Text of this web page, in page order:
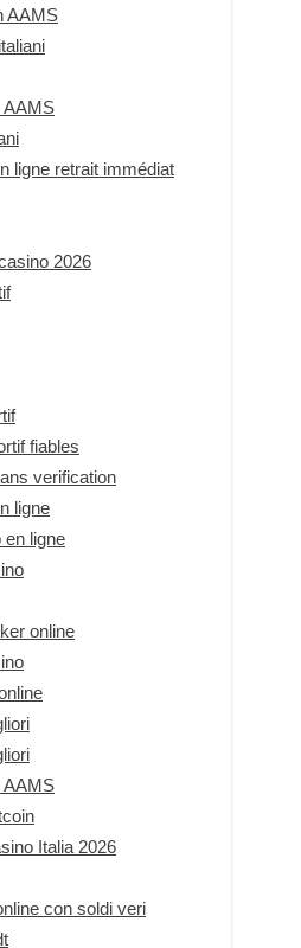
AAMS
AAMS
ligne retrait immédiat
2026
fiables
verification
ligne
en ligne
online
AAMS
Italia 2026
con soldi veri